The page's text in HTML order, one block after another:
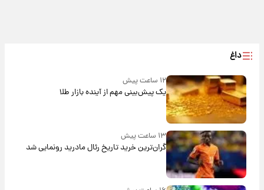
داغ
۱۲ ساعت پیش
یک پیش‌بینی مهم از آینده بازار طلا
۱۳ ساعت پیش
گران‌ترین خرید تاریخ رئال مادرید رونمایی شد